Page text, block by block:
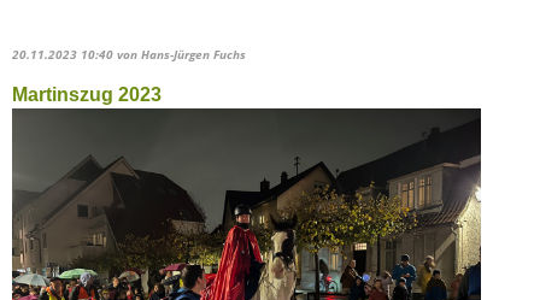
20.11.2023 10:40 von Hans-Jürgen Fuchs
Martinszug 2023